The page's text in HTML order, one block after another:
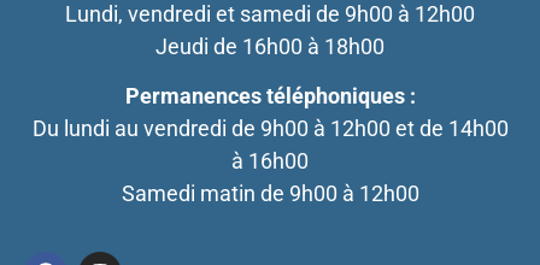
Lundi, vendredi et samedi de 9h00 à 12h00
Jeudi de 16h00 à 18h00
Permanences téléphoniques :
Du lundi au vendredi de 9h00 à 12h00 et de 14h00
à 16h00
Samedi matin de 9h00 à 12h00